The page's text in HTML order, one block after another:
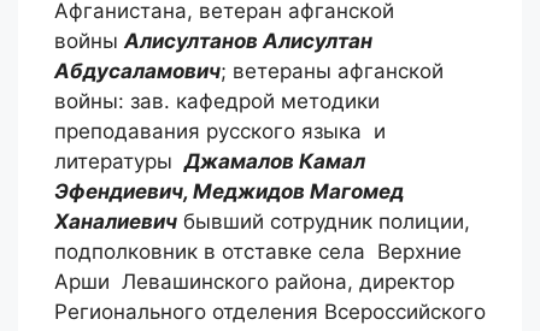
Афганистана, ветеран афганской
войны Алисултанов Алисултан
Абдусаламович; ветераны афганской
войны: зав. кафедрой методики
преподавания русского языка и
литературыДжамалов Камал
Эфендиевич, Меджидов Магомед
Ханалиевич бывший сотрудник полиции,
подполковник в отставке села Верхние
Арши Левашинского района, директор
Регионального отделения Всероссийского